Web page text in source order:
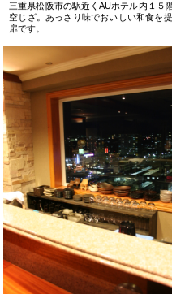
三重県松阪市の駅近くAUホテル内１
空じざ。あっさり味でおいしい和食を
扉です。